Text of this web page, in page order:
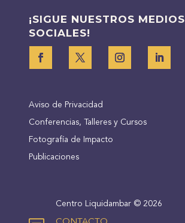
¡SIGUE NUESTROS MEDIOS
SOCIALES!
Aviso de Privacidad
Conferencias, Talleres y Cursos
Fotografía de Impacto
Publicaciones
Centro Liquidambar © 2026